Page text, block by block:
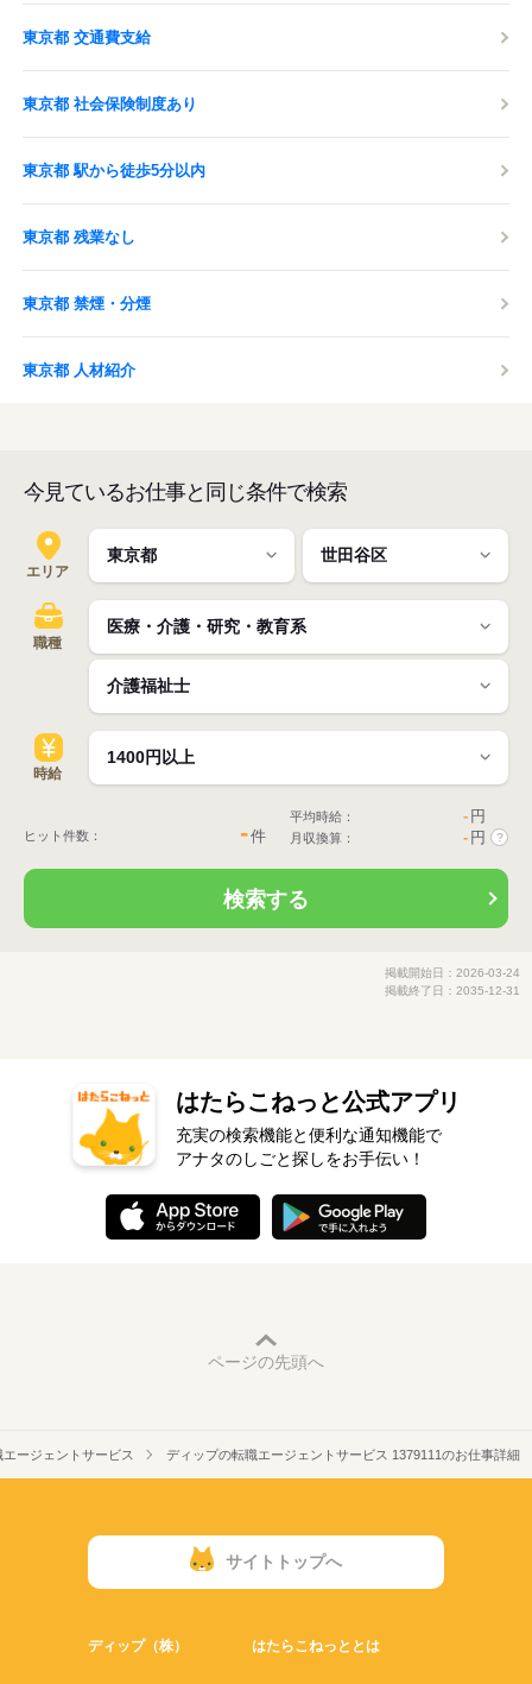
東京都 交通費支給
東京都 社会保険制度あり
東京都 駅から徒歩5分以内
東京都 残業なし
東京都 禁煙・分煙
東京都 人材紹介
今見ているお仕事と同じ条件で検索
エリア
職種
時給
ヒット件数： -件
平均時給： - 円
月収換算： - 円 ?
検索する
掲載開始日：2026-03-24
掲載終了日：2035-12-31
はたらこねっと公式アプリ
充実の検索機能と便利な通知機能で
アナタのしごと探しをお手伝い！
ページの先頭へ
ージェントサービス ディップの転職エージェントサービス 1379111のお仕事詳細
サイトトップへ
ディップ（株） はたらこねっととは